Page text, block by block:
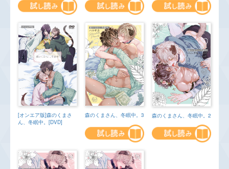
[オンエア版]森のくまさ
ん、冬眠中。[DVD]
森のくまさん、冬眠中。3 森のくまさん、冬眠中。2